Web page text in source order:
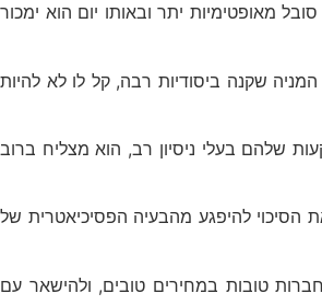
יתר ובאותו יום הוא ימכור
שקנה ביסודיות רבה, קל לו לא להיות
שלהם בעלי ניסיון רב, הוא מצליח ברוב
הסיכוי להיפגע מהבעיה הפסיכיאטרית של
טובות במחירים טובים, ולהישאר עם